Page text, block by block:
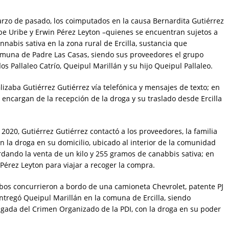
de pasado, los coimputados en la causa Bernardita Gutiérrez
Uribe y Erwin Pérez Leyton –quienes se encuentran sujetos a
sativa en la zona rural de Ercilla, sustancia que
de Padre Las Casas, siendo sus proveedores el grupo
Pallaleo Catrío, Queipul Marillán y su hijo Queipul Pallaleo.
Gutiérrez Gutiérrez vía telefónica y mensajes de texto; en
de la recepción de la droga y su traslado desde Ercilla
Gutiérrez Gutiérrez contactó a los proveedores, la familia
la droga en su domicilio, ubicado al interior de la comunidad
la venta de un kilo y 255 gramos de canabbis sativa; en
Leyton para viajar a recoger la compra.
concurrieron a bordo de una camioneta Chevrolet, patente PJ
Queipul Marillán en la comuna de Ercilla, siendo
del Crimen Organizado de la PDI, con la droga en su poder